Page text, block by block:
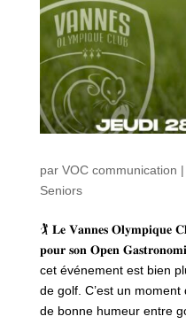
par VOC communication |
Seniors
🏌️ 𝐋𝐞 𝐕𝐚𝐧𝐧𝐞𝐬 𝐎𝐥𝐲𝐦𝐩𝐢𝐪𝐮𝐞
𝐩𝐨𝐮𝐫 𝐬𝐨𝐧 𝐎𝐩𝐞𝐧
cet événement est bien
de golf. C’est un
de bonne humeur entre